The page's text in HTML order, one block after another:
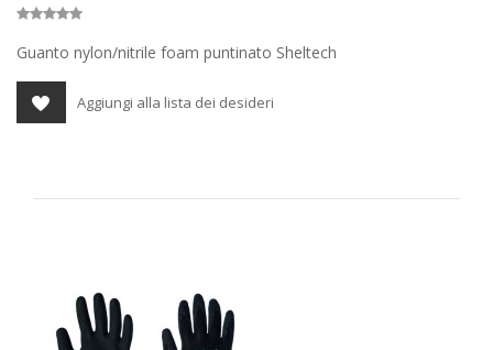
Guanto nylon/nitrile foam puntinato Sheltech
Aggiungi alla lista dei desideri